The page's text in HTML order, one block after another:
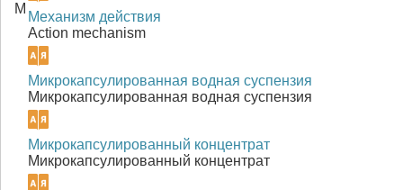
М
Механизм действия
Action mechanism
Микрокапсулированная водная суспензия
Микрокапсулированная водная суспензия
Микрокапсулированный концентрат
Микрокапсулированный концентрат